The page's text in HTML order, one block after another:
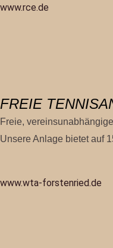
www.rce.de
FREIE
Freie,
Unsere Anlage bietet auf
www.wta-forstenried.de